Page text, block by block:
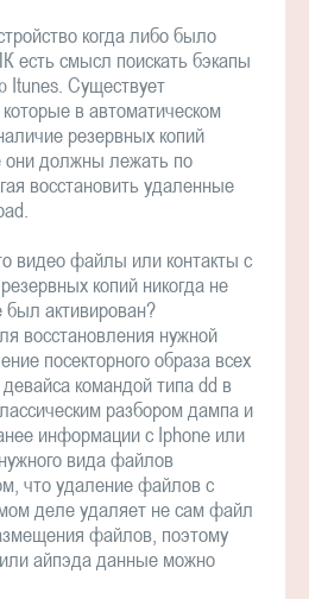
когда либо было
есть смысл поискать бэкапы
Существует
в автоматическом
резервных копий
они должны лежать по
восстановить удаленные
видео файлы или контакты с
копий никогда не
активирован?
восстановления нужной
посекторного образа всех
командой типа dd в
разбором дампа и
информации с Iphone или
вида файлов
что удаление файлов с
деле удаляет не сам файл
файлов, поэтому
айпэда данные можно